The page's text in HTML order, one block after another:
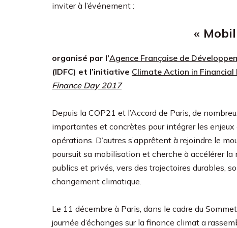
inviter à l’événement :
«
organisé par l’Agence Française de
(IDFC) et l’initiative Climate Action in
Finance Day 2017
Depuis la COP21 et l’Accord de Paris, de
importantes et concrètes pour intégrer les
opérations. D’autres s’apprêtent à rejoindre le
poursuit sa mobilisation et cherche à accélérer
publics et privés, vers des trajectoires durables,
changement climatique.
Le 11 décembre à Paris, dans le cadre du
journée d’échanges sur la finance climat a